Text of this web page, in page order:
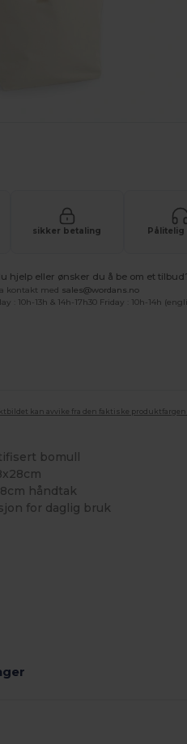
sikker betaling Pålitelig
hjelp eller ønsker du å be om et
kontakt med sales@wordans.no
: 10h-13h & 14h-17h30 Friday : 10h-14h
kan avvike fra den faktiske
bomull
håndtak
for daglig bruk